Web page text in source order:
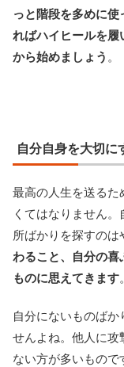
っと階段を多めに
ればハイヒールを履
から始めましょう 。
自分自身を大切に
最高の人生を送るた
くてはなりません
所ばかりを探すのは
わること、自分の喜
ものに思えてきます。
自分にないものば
せんよね。他人に攻
ない方が多いもの